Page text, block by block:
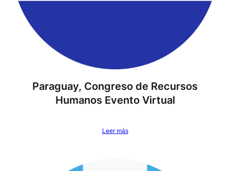
Paraguay, Congreso de Recursos
Humanos Evento Virtual
Leer más